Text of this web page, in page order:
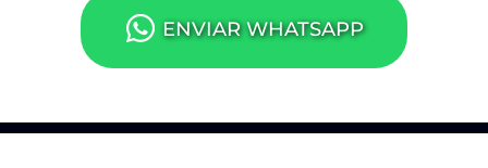
ENVIAR WHATSAPP